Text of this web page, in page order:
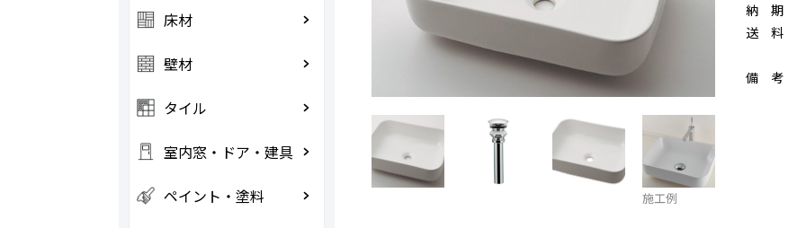
施工例
納 期
送 料
備 考
床材
壁材
タイル
室内窓・ドア・建具
ペイント・塗料